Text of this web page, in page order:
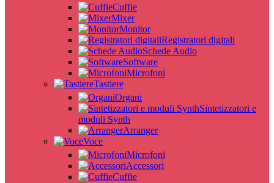
Cuffie
Mixer
Monitor
Registratori digitali
Schede Audio
Software
Microfoni
Tastiere
Organi
Sintetizzatori e
moduli Synth
Arranger
Voce
Microfoni
Accessori
Cuffie